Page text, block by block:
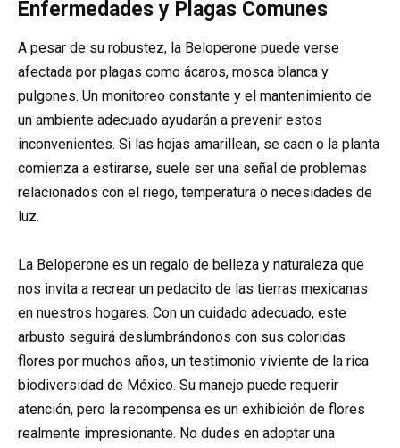
Enfermedades y Plagas Comunes
A pesar de su robustez, la Beloperone puede verse
afectada por plagas como ácaros, mosca blanca y
pulgones. Un monitoreo constante y el mantenimiento de
un ambiente adecuado ayudarán a prevenir estos
inconvenientes. Si las hojas amarillean, se caen o la planta
comienza a estirarse, suele ser una señal de problemas
relacionados con el riego, temperatura o necesidades de
luz.
La Beloperone es un regalo de belleza y naturaleza que
nos invita a recrear un pedacito de las tierras mexicanas
en nuestros hogares. Con un cuidado adecuado, este
arbusto seguirá deslumbrándonos con sus coloridas
flores por muchos años, un testimonio viviente de la rica
biodiversidad de México. Su manejo puede requerir
atención, pero la recompensa es un exhibición de flores
realmente impresionante. No dudes en adoptar una